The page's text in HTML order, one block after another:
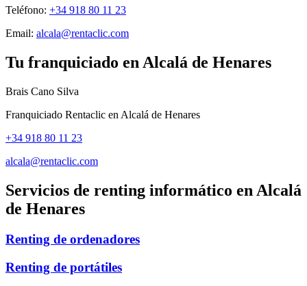
Teléfono: +34 918 80 11 23
Email: alcala@rentaclic.com
Tu franquiciado en Alcalá de Henares
Brais Cano Silva
Franquiciado Rentaclic en Alcalá de Henares
+34 918 80 11 23
alcala@rentaclic.com
Servicios de renting informático en Alcalá
de Henares
Renting de ordenadores
Renting de portátiles